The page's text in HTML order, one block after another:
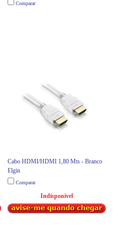
Comparar
Cabo HDMI/HDMI 1,80 Mts - Branco
Elgin
Comparar
Indisponível